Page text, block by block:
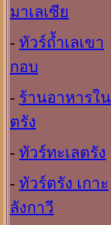
มาเลเซีย
- ทัวร์ถ้ำเลเขา
กอบ
- ร้านอาหารใน
ตรัง
- ทัวร์ทะเลตรัง
- ทัวร์ตรัง เกาะ
ลังกาวี